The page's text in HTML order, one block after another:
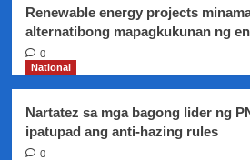
Renewable energy projects
alternatibong mapagkukunan ng
0
National
Nartatez sa mga bagong lider ng
ipatupad ang anti-hazing rules
0